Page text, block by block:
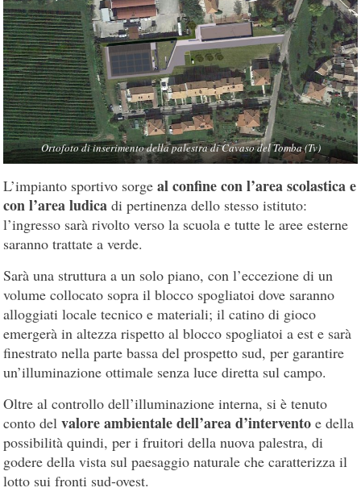
Ortofoto di inserimento della palestra di Cavaso del Tomba (Tv)
L’impianto sportivo sorgeal confine con l’area scolastica e
con l’area ludica di pertinenza dello stesso istituto:
l’ingresso sarà rivolto verso la scuola e tutte le aree esterne
saranno trattate a verde.
Sarà una struttura a un solo piano, con l’eccezione di un
volume collocato sopra il blocco spogliatoi dove saranno
alloggiati locale tecnico e materiali; il catino di gioco
emergerà in altezza rispetto al blocco spogliatoi a est e sarà
finestrato nella parte bassa del prospetto sud, per garantire
un’illuminazione ottimale senza luce diretta sul campo.
Oltre al controllo dell’illuminazione interna, si è tenuto
conto delvalore ambientale dell’area d’intervento e della
possibilità quindi, per i fruitori della nuova palestra, di
godere della vista sul paesaggio naturale che caratterizza il
lotto sui fronti sud-ovest.